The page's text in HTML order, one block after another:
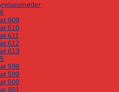
609
610
611
612
613
598
599
600
601